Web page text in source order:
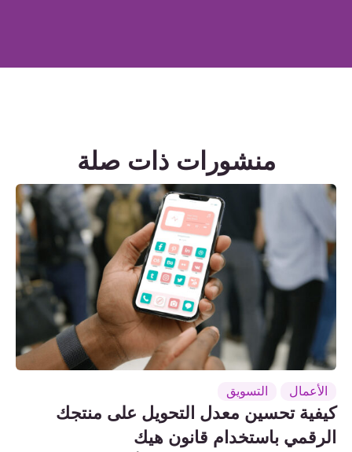
منشورات ذات صلة
الأعمال التسويق
كيفية تحسين معدل التحويل على منتجك
الرقمي باستخدام قانون هيك